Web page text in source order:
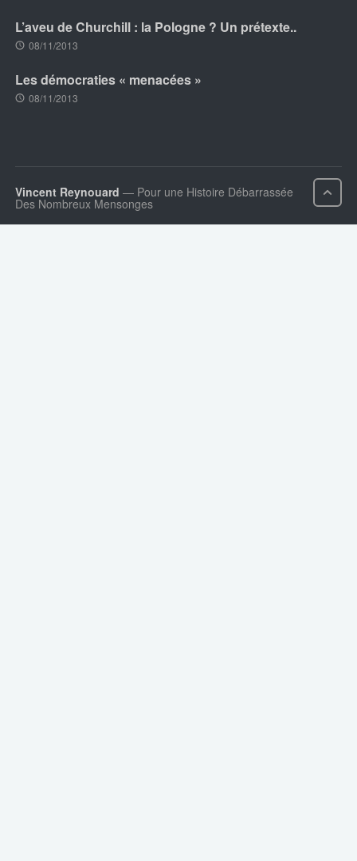
L’aveu de Churchill : la Pologne ? Un prétexte..
08/11/2013
Les démocraties « menacées »
08/11/2013
Vincent Reynouard — Pour une Histoire Débarrassée
Des Nombreux Mensonges